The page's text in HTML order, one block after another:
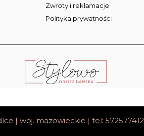
Zwroty i reklamacje
Polityka prywatności
| woj. mazowieckie | tel: